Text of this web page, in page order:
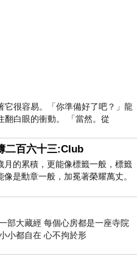
它很容易。「你準備好了吧？」龍
翻白眼的衝動。 「當然。從
二百六十三:Club
月的累積，更能像標籤一般，標籤
像是勳章一般，加冕著榮耀萬丈。
了再難輕輕放下的罪證
部大藏經 每個心房都是一座寺院
小都自在 心不拘於形